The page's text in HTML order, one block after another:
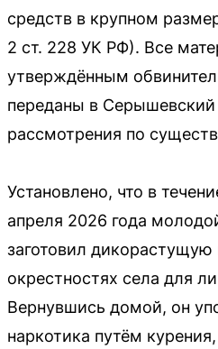
средств в крупном
2 ст. 228 УК РФ). Все
утверждённым
переданы в
рассмотрения по
Установлено, что в
апреля 2026 года
заготовил
окрестностях села для
Вернувшись домой, он
наркотика путём